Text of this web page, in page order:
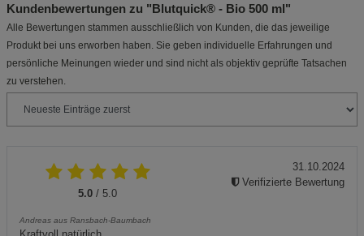
Kundenbewertungen zu "Blutquick® - Bio 500 ml"
Alle Bewertungen stammen ausschließlich von Kunden, die das jeweilige
Produkt bei uns erworben haben. Sie geben individuelle Erfahrungen und
persönliche Meinungen wieder und sind nicht als objektiv geprüfte Tatsachen
zu verstehen.
5.0 / 5.0
Andreas aus Ransbach-Baumbach
31.10.2024
Verifizierte Bewertung